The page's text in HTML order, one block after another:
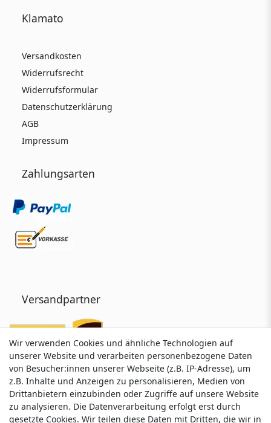
Klamato
Versandkosten
Widerrufsrecht
Widerrufsformular
Datenschutzerklärung
AGB
Impressum
Zahlungsarten
Versandpartner
Wir verwenden Cookies und ähnliche Technologien auf
unserer Website und verarbeiten personenbezogene Daten
von Besucher:innen unserer Webseite (z.B. IP-Adresse), um
z.B. Inhalte und Anzeigen zu personalisieren, Medien von
Drittanbietern einzubinden oder Zugriffe auf unsere Website
zu analysieren. Die Datenverarbeitung erfolgt erst durch
gesetzte Cookies. Wir teilen diese Daten mit Dritten, die wir in
Wir verwenden Cookies und ähnliche Technologien auf
unserer Website und verarbeiten personenbezogene Daten
von Besucher:innen unserer Webseite (z.B. IP-Adresse), um
z.B. Inhalte und Anzeigen zu personalisieren, Medien von
Drittanbietern einzubinden oder Zugriffe auf unsere Website
zu analysieren. Die Datenverarbeitung erfolgt erst durch
gesetzte Cookies. Wir teilen diese Daten mit Dritten, die wir in